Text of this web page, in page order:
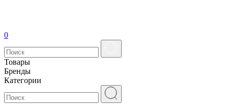
0
Товары
Бренды
Категории